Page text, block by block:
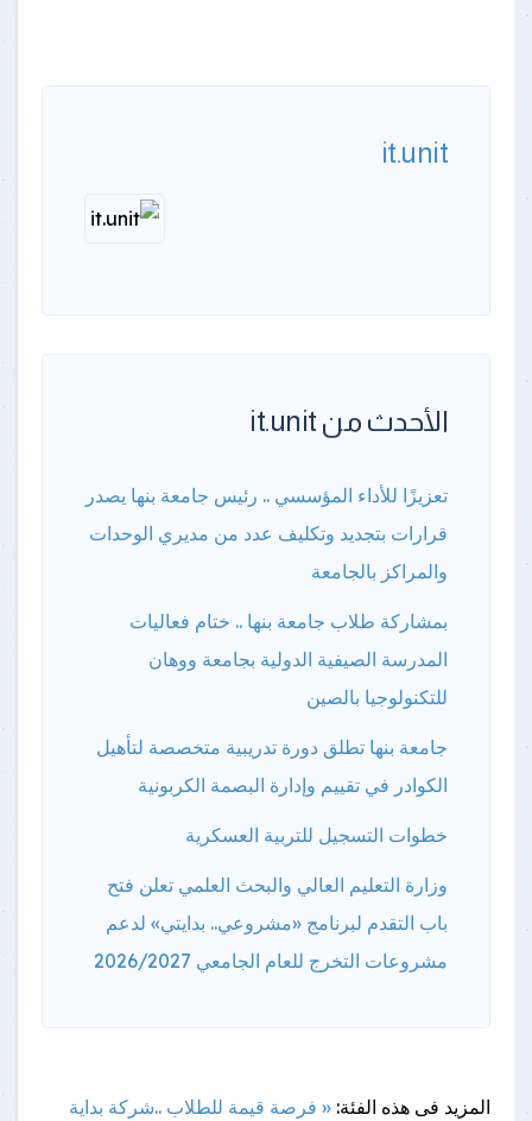
it.unit
الأحدث من it.unit
تعزيزًا للأداء المؤسسي .. رئيس جامعة بنها يصدر
قرارات بتجديد وتكليف عدد من مديري الوحدات
والمراكز بالجامعة
بمشاركة طلاب جامعة بنها .. ختام فعاليات
المدرسة الصيفية الدولية بجامعة ووهان
للتكنولوجيا بالصين
جامعة بنها تطلق دورة تدريبية متخصصة لتأهيل
الكوادر في تقييم وإدارة البصمة الكربونية
خطوات التسجيل للتربية العسكرية
وزارة التعليم العالي والبحث العلمي تعلن فتح
باب التقدم لبرنامج «مشروعي.. بدايتي» لدعم
مشروعات التخرج للعام الجامعي 2026/2027
المزيد فى هذه الفئة: « فرصة قيمة للطلاب ..شركة بداية